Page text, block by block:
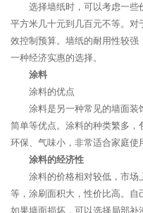
选择墙纸时，可以考虑一些
平方米几十元到几百元不等。
效控制预算。墙纸的耐用性较
一种经济实惠的选择。
涂料
涂料的优点
涂料是另一种常见的墙面装
简单等优点。涂料的种类繁多
环保、气味小，非常适合家庭使
涂料的经济性
涂料的价格相对较低，市场
等，涂刷面积大，性价比高。自
如果墙面损坏，可以选择局部补